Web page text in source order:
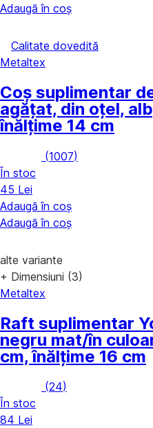
Adaugă în coș
Calitate dovedită
Metaltex
Coș suplimentar
agățat, din oțel,
înălțime 14 cm
(1007)
În stoc
45 Lei
Adaugă în coș
Adaugă în coș
alte variante
+ Dimensiuni (3)
Metaltex
Raft suplimentar
negru mat/în
cm, înălțime 16 cm
(24)
În stoc
84 Lei